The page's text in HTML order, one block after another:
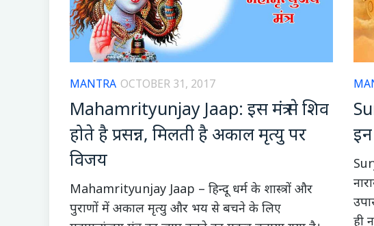
MANTRA OCTOBER 31, 2017
Mahamrityunjay Jaap: इस मंत्र से शिव
होते है प्रसन्न, मिलती है अकाल मृत्यु पर
विजय
Mahamrityunjay Jaap – हिन्दू धर्म के शास्त्रों और
पुराणों में अकाल मृत्यु और भय से बचने के लिए
इन
ही